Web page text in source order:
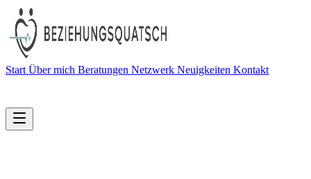
Start Über mich Beratungen Netzwerk Neuigkeiten Kontakt